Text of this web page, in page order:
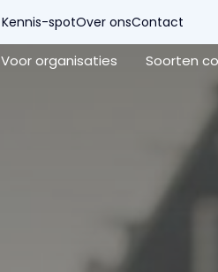
Kennis-spotOver onsContact
Voor organisaties Soorten